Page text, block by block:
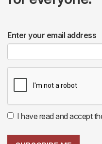
Enter your email address
I have read and accept